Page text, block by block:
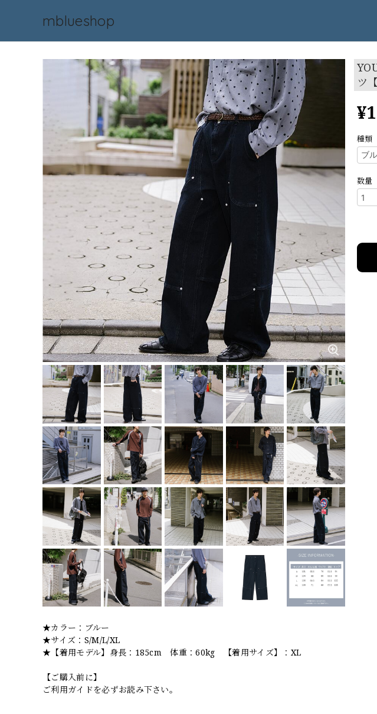
mblueshop
ツ
種類
数量
★カラー：ブルー
★サイズ：S/M/L/XL
★【着用モデル】身長：185cm 体重：60kg 【着用サイズ】：XL
【ご購入前に】
ご利用ガイドを必ずお読み下さい。